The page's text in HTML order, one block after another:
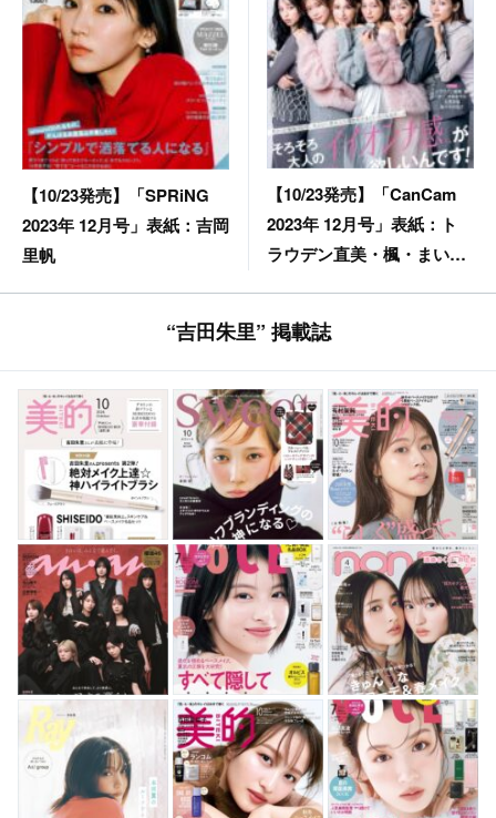
【10/23発売】「SPRiNG
2023年 12月号」表紙：吉岡
里帆
【10/23発売】「CanCam
2023年 12月号」表紙：ト
ラウデン直美・楓・まい・
“吉田朱里” 掲載誌